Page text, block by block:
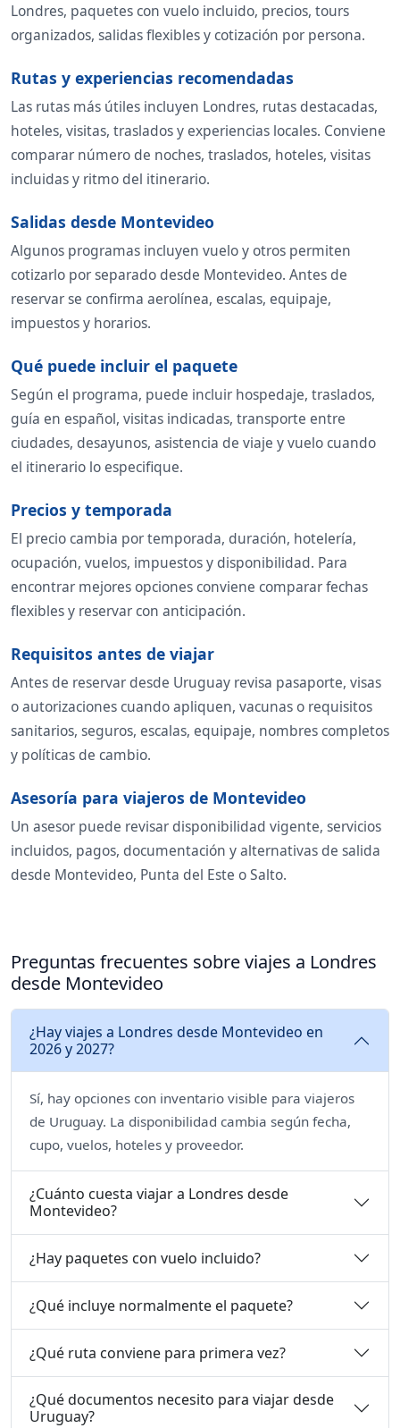
Londres, paquetes con vuelo incluido, precios, tours
organizados, salidas flexibles y cotización por persona.
Rutas y experiencias recomendadas
Las rutas más útiles incluyen Londres, rutas destacadas,
hoteles, visitas, traslados y experiencias locales. Conviene
comparar número de noches, traslados, hoteles, visitas
incluidas y ritmo del itinerario.
Salidas desde Montevideo
Algunos programas incluyen vuelo y otros permiten
cotizarlo por separado desde Montevideo. Antes de
reservar se confirma aerolínea, escalas, equipaje,
impuestos y horarios.
Qué puede incluir el paquete
Según el programa, puede incluir hospedaje, traslados,
guía en español, visitas indicadas, transporte entre
ciudades, desayunos, asistencia de viaje y vuelo cuando
el itinerario lo especifique.
Precios y temporada
El precio cambia por temporada, duración, hotelería,
ocupación, vuelos, impuestos y disponibilidad. Para
encontrar mejores opciones conviene comparar fechas
flexibles y reservar con anticipación.
Requisitos antes de viajar
Antes de reservar desde Uruguay revisa pasaporte, visas
o autorizaciones cuando apliquen, vacunas o requisitos
sanitarios, seguros, escalas, equipaje, nombres completos
y políticas de cambio.
Asesoría para viajeros de Montevideo
Un asesor puede revisar disponibilidad vigente, servicios
incluidos, pagos, documentación y alternativas de salida
desde Montevideo, Punta del Este o Salto.
Preguntas frecuentes sobre viajes a Londres
desde Montevideo
¿Hay viajes a Londres desde Montevideo en
2026 y 2027?
Sí, hay opciones con inventario visible para viajeros
de Uruguay. La disponibilidad cambia según fecha,
cupo, vuelos, hoteles y proveedor.
¿Cuánto cuesta viajar a Londres desde
Montevideo?
¿Hay paquetes con vuelo incluido?
¿Qué incluye normalmente el paquete?
¿Qué ruta conviene para primera vez?
¿Qué documentos necesito para viajar desde
Uruguay?